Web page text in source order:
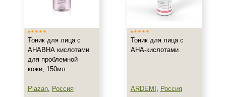
Тоник
Класс косметики
Профессиональная
Тоник для лица с
АНАВНА кислотами
для проблемной
кожи, 150мл
Plazan, Россия
Тоник для лица с
АНА-кислотами
ARDEMI , Россия